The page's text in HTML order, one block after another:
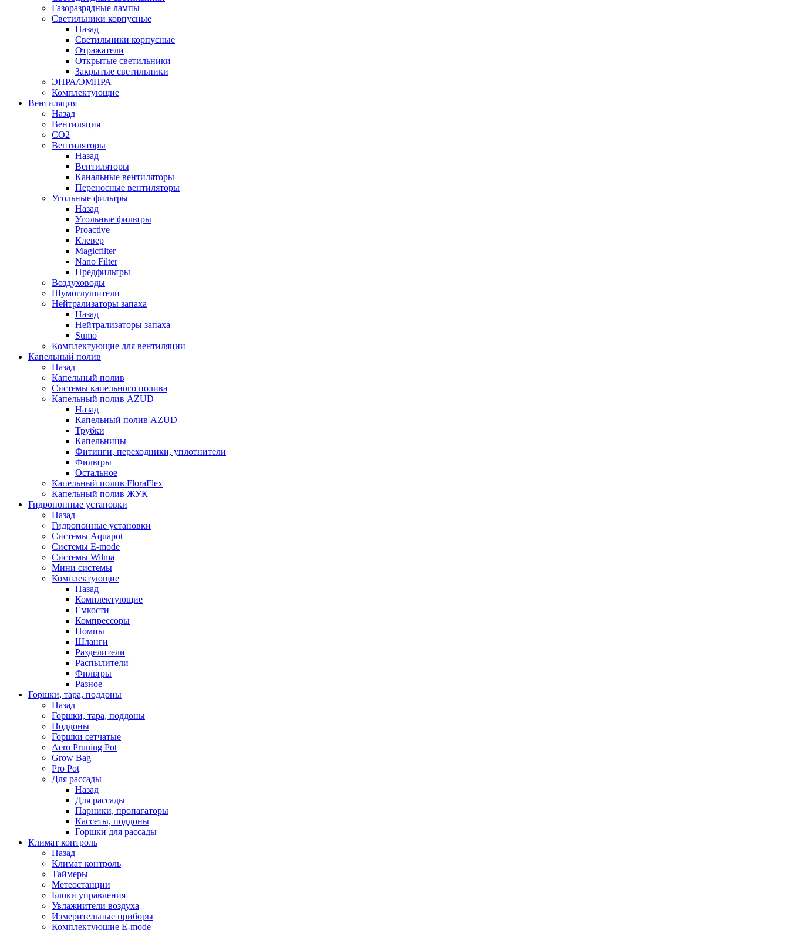
Газоразрядные лампы
Светильники корпусные
Назад
Светильники корпусные
Отражатели
Открытые светильники
Закрытые светильники
ЭПРА/ЭМПРА
Комплектующие
Вентиляция
Назад
Вентиляция
СО2
Вентиляторы
Назад
Вентиляторы
Канальные вентиляторы
Переносные вентиляторы
Угольные фильтры
Назад
Угольные фильтры
Proactive
Клевер
Magicfilter
Nano Filter
Предфильтры
Воздуховоды
Шумоглушители
Нейтрализаторы запаха
Назад
Нейтрализаторы запаха
Sumo
Комплектующие для вентиляции
Капельный полив
Назад
Капельный полив
Системы капельного полива
Капельный полив AZUD
Назад
Капельный полив AZUD
Трубки
Капельницы
Фитинги, переходники, уплотнители
Фильтры
Остальное
Капельный полив FloraFlex
Капельный полив ЖУК
Гидропонные установки
Назад
Гидропонные установки
Системы Aquapot
Системы E-mode
Системы Wilma
Мини системы
Комплектующие
Назад
Комплектующие
Ёмкости
Компрессоры
Помпы
Шланги
Разделители
Распылители
Фильтры
Разное
Горшки, тара, поддоны
Назад
Горшки, тара, поддоны
Поддоны
Горшки сетчатые
Aero Pruning Pot
Grow Bag
Pro Pot
Для рассады
Назад
Для рассады
Парники, пропагаторы
Кассеты, поддоны
Горшки для рассады
Климат контроль
Назад
Климат контроль
Таймеры
Метеостанции
Блоки управления
Увлажнители воздуха
Измерительные приборы
Комплектующие E-mode